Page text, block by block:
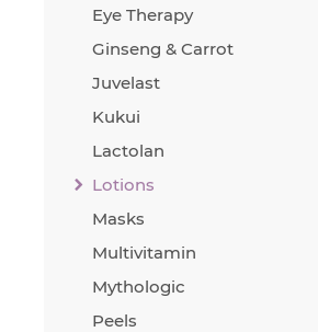
Eye Therapy
Ginseng & Carrot
Juvelast
Kukui
Lactolan
Lotions
Masks
Multivitamin
Mythologic
Peels